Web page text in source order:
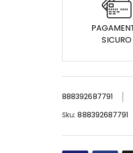
SICURO
888392687791
Sku: 888392687791